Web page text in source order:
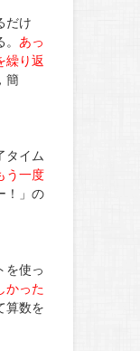
だけ
あっ
繰り返
簡
タイム
う一度
！」の
を使っ
かった
算数を